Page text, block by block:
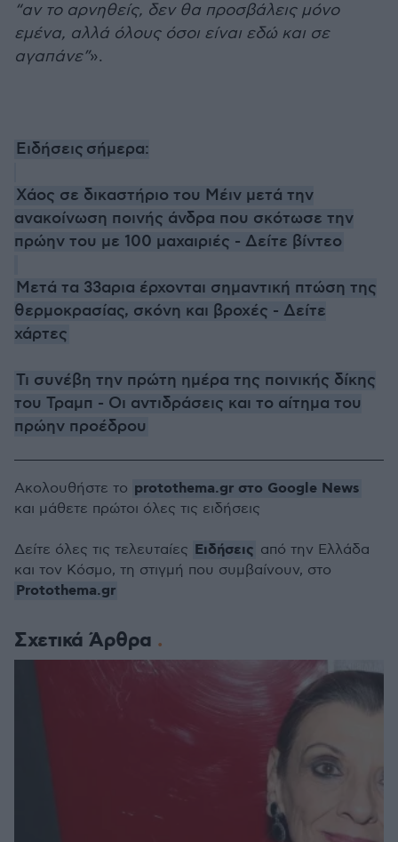
“αν το αρνηθείς, δεν θα προσβάλεις μόνο
εμένα, αλλά όλους όσοι είναι εδώ και σε
αγαπάνε”».
Ειδήσεις σήμερα:
Χάος σε δικαστήριο του Μέιν μετά την
ανακοίνωση ποινής άνδρα που σκότωσε την
πρώην του με 100 μαχαιριές - Δείτε βίντεο
Μετά τα 33αρια έρχονται σημαντική πτώση της
θερμοκρασίας, σκόνη και βροχές - Δείτε
χάρτες
Τι συνέβη την πρώτη ημέρα της ποινικής δίκης
του Τραμπ - Οι αντιδράσεις και το αίτημα του
πρώην προέδρου
Σχετικά Άρθρα
Ακολουθήστε το protothema.gr στο Google News
και μάθετε πρώτοι όλες τις ειδήσεις
Δείτε όλες τις τελευταίες Ειδήσεις από την Ελλάδα
και τον Κόσμο, τη στιγμή που συμβαίνουν, στο
Protothema.gr